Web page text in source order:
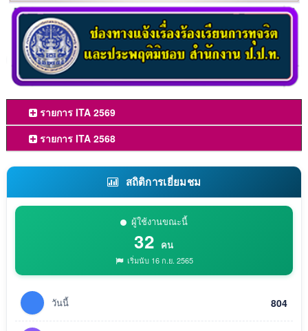
รายการ ITA 2569
รายการ ITA 2568
สถิติการเยี่ยมชม
ผู้ใช้งานขณะนี้
32 คน
เริ่มนับ 16 ก.ย. 2565
วันนี้ 804